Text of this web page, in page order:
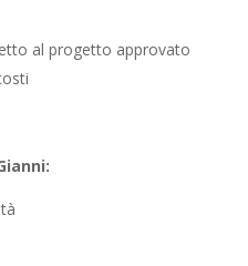
al progetto approvato